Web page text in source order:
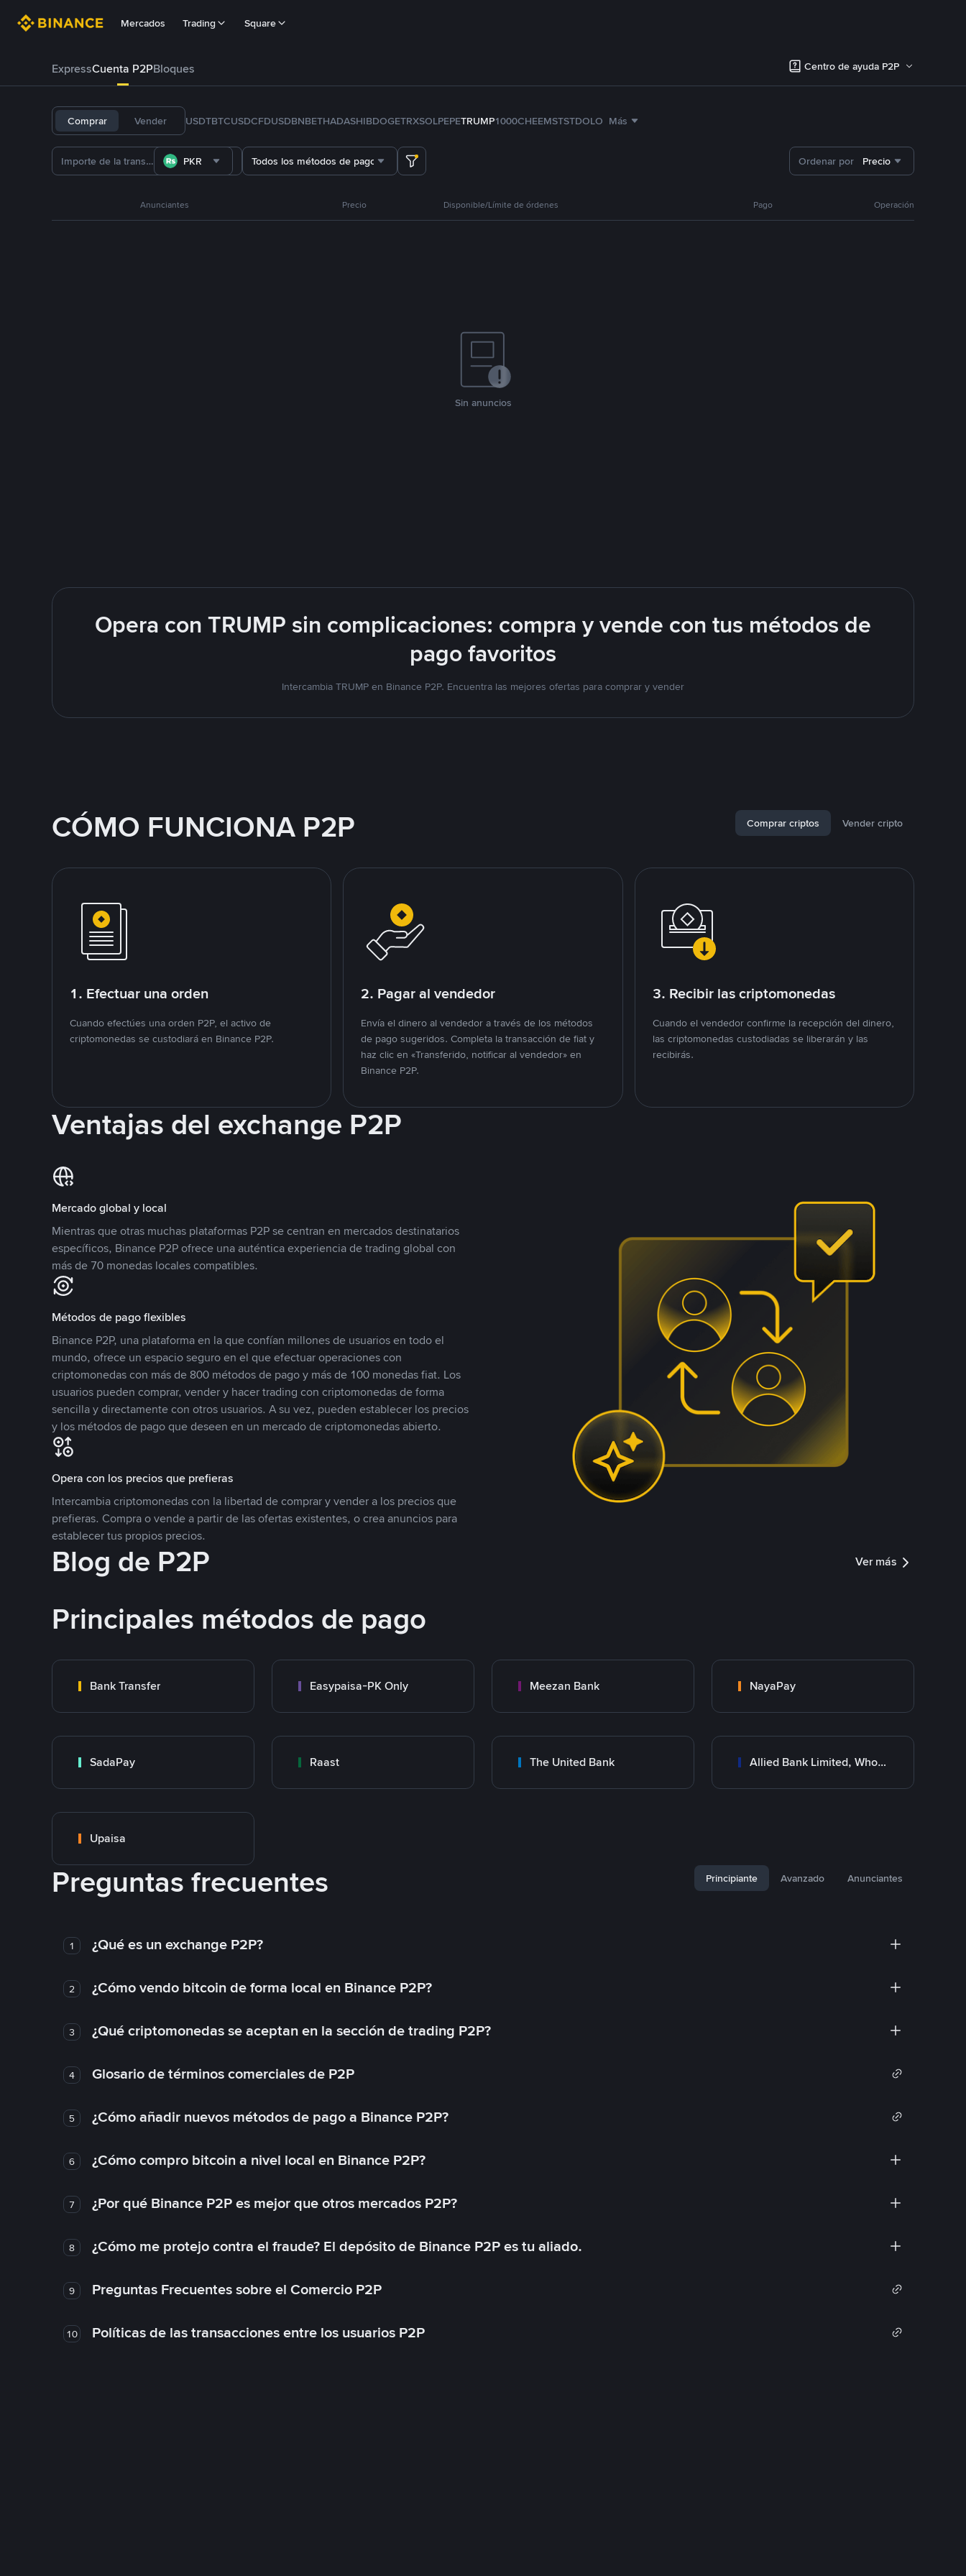
Mercados Trading Square
ExpressCuenta P2PBloques Centro de ayuda P2P
Comprar Vender USDTBTCUSDCFDUSDBNBETHADASHIBDOGETRXSOLPEPETRUMP1000CHEEMSTSTDOLO Más
PKR Todos los métodos de pago Ordenar por Precio
Anunciantes Precio Disponible/Límite de órdenes Pago Operación
Sin anuncios
Opera con TRUMP sin complicaciones: compra y vende con tus métodos de
pago favoritos
Intercambia TRUMP en Binance P2P. Encuentra las mejores ofertas para comprar y vender
CÓMO FUNCIONA P2P Comprar criptos Vender cripto
1. Efectuar una orden
Cuando efectúes una orden P2P, el activo de
criptomonedas se custodiará en Binance P2P.
2. Pagar al vendedor
Envía el dinero al vendedor a través de los métodos
de pago sugeridos. Completa la transacción de fiat y
haz clic en «Transferido, notificar al vendedor» en
Binance P2P.
3. Recibir las criptomonedas
Cuando el vendedor confirme la recepción del dinero,
las criptomonedas custodiadas se liberarán y las
recibirás.
Ventajas del exchange P2P
Mercado global y local
Mientras que otras muchas plataformas P2P se centran en mercados destinatarios
específicos, Binance P2P ofrece una auténtica experiencia de trading global con
más de 70 monedas locales compatibles.
Métodos de pago flexibles
Binance P2P, una plataforma en la que confían millones de usuarios en todo el
mundo, ofrece un espacio seguro en el que efectuar operaciones con
criptomonedas con más de 800 métodos de pago y más de 100 monedas fiat. Los
usuarios pueden comprar, vender y hacer trading con criptomonedas de forma
sencilla y directamente con otros usuarios. A su vez, pueden establecer los precios
y los métodos de pago que deseen en un mercado de criptomonedas abierto.
Opera con los precios que prefieras
Intercambia criptomonedas con la libertad de comprar y vender a los precios que
prefieras. Compra o vende a partir de las ofertas existentes, o crea anuncios para
establecer tus propios precios.
Blog de P2P Ver más
Principales métodos de pago
Bank Transfer Easypaisa-PK Only Meezan Bank NayaPay
SadaPay Raast The United Bank Allied Bank Limited, Wholesale Branch
Upaisa
Preguntas frecuentes Principiante Avanzado Anunciantes
1 ¿Qué es un exchange P2P?
2 ¿Cómo vendo bitcoin de forma local en Binance P2P?
3 ¿Qué criptomonedas se aceptan en la sección de trading P2P?
4 Glosario de términos comerciales de P2P
5 ¿Cómo añadir nuevos métodos de pago a Binance P2P?
6 ¿Cómo compro bitcoin a nivel local en Binance P2P?
7 ¿Por qué Binance P2P es mejor que otros mercados P2P?
8 ¿Cómo me protejo contra el fraude? El depósito de Binance P2P es tu aliado.
9 Preguntas Frecuentes sobre el Comercio P2P
10 Políticas de las transacciones entre los usuarios P2P